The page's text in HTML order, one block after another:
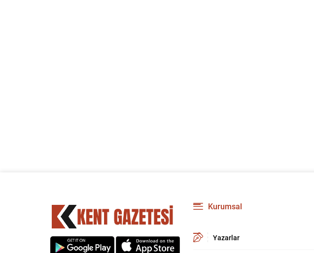
Kurumsal
Yazarlar